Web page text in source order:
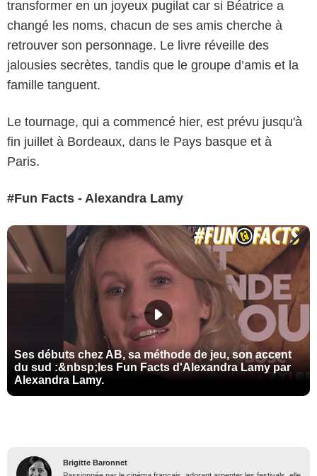
transformer en un joyeux pugilat car si Béatrice a
changé les noms, chacun de ses amis cherche à
retrouver son personnage. Le livre réveille des
jalousies secrètes, tandis que le groupe d’amis et la
famille tanguent.
Le tournage, qui a commencé hier, est prévu jusqu'à
fin juillet à Bordeaux, dans le Pays basque et à
Paris.
#Fun Facts - Alexandra Lamy
Ses débuts chez AB, sa méthode de jeu, son accent
du sud :&nbsp;les Fun Facts d'Alexandra Lamy par
Alexandra Lamy.
Brigitte Baronnet